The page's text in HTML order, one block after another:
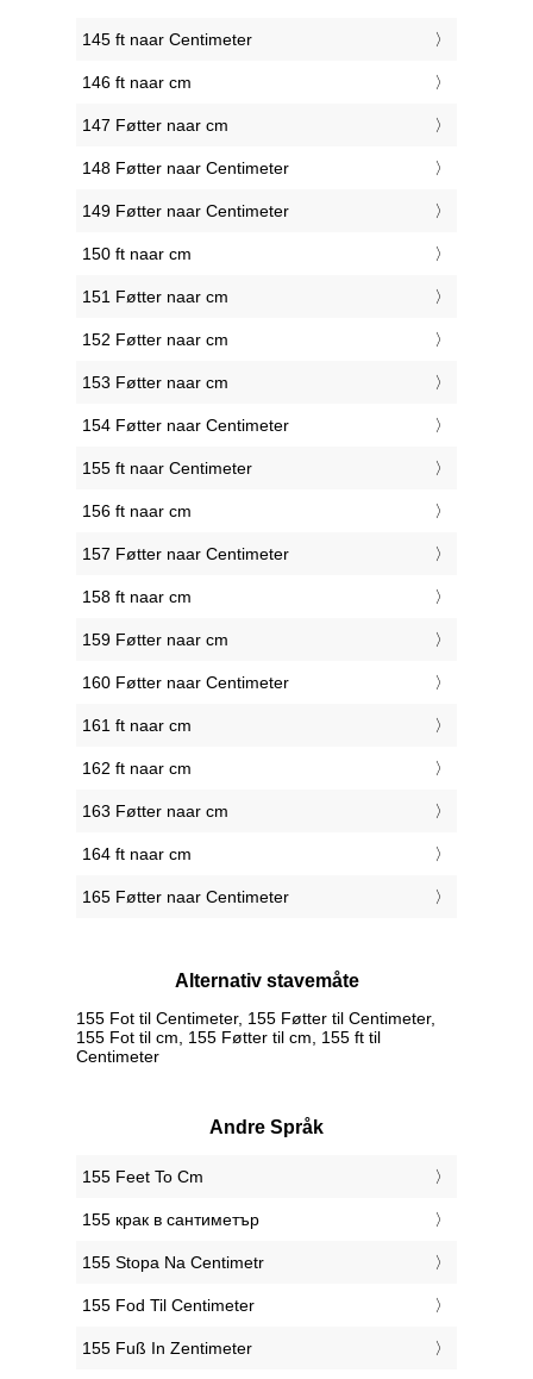
145 ft naar Centimeter
146 ft naar cm
147 Føtter naar cm
148 Føtter naar Centimeter
149 Føtter naar Centimeter
150 ft naar cm
151 Føtter naar cm
152 Føtter naar cm
153 Føtter naar cm
154 Føtter naar Centimeter
155 ft naar Centimeter
156 ft naar cm
157 Føtter naar Centimeter
158 ft naar cm
159 Føtter naar cm
160 Føtter naar Centimeter
161 ft naar cm
162 ft naar cm
163 Føtter naar cm
164 ft naar cm
165 Føtter naar Centimeter
Alternativ stavemåte
155 Fot til Centimeter, 155 Føtter til Centimeter,
155 Fot til cm, 155 Føtter til cm, 155 ft til
Centimeter
Andre Språk
‎155 Feet To Cm
‎155 крак в сантиметър
‎155 Stopa Na Centimetr
‎155 Fod Til Centimeter
‎155 Fuß In Zentimeter